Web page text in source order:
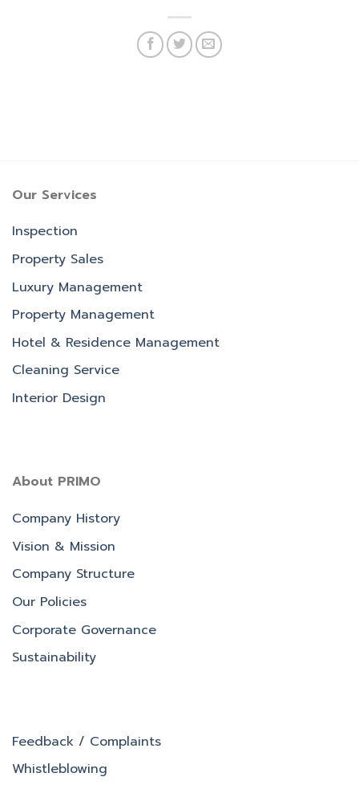
Our Services
Inspection
Property Sales
Luxury Management
Property Management
Hotel & Residence Management
Cleaning Service
Interior Design
About PRIMO
Company History
Vision & Mission
Company Structure
Our Policies
Corporate Governance
Sustainability
Feedback / Complaints
Whistleblowing